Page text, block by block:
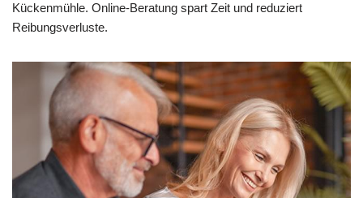
Kückenmühle. Online-Beratung spart Zeit und reduziert
Reibungsverluste.